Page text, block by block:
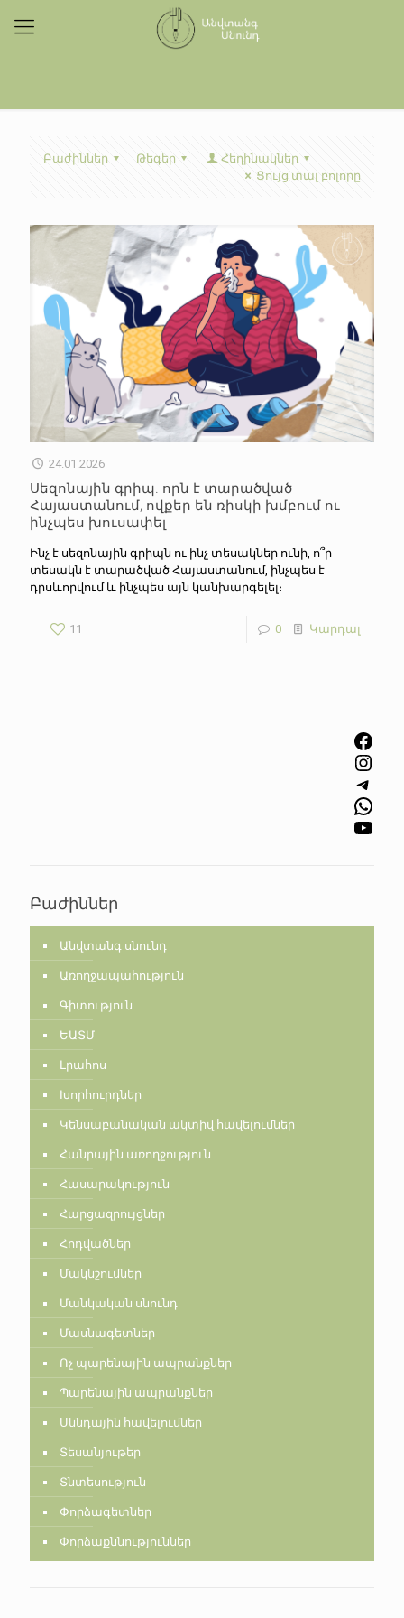
Բաժիններ Թեգեր
Հեղինակներ
Ցույց տալ բոլորը
24.01.2026
Սեզոնային գրիպ. որն է տարածված
Հայաստանում, ովքեր են ռիսկի խմբում ու
ինչպես խուսափել
Ինչ է սեզոնային գրիպն ու ինչ տեսակներ ունի, ո՞ր
տեսակն է տարածված Հայաստանում, ինչպես է
դրսևորվում և ինչպես այն կանխարգելել։
11 0 Կարդալ
Facebook
Instagram
Telegram
WhatsApp
YouTube
Բաժիններ
Անվտանգ սնունդ
Առողջապահություն
Գիտություն
ԵԱՏՄ
Լրահոս
Խորհուրդներ
Կենսաբանական ակտիվ հավելումներ
Հանրային առողջություն
Հասարակություն
Հարցազրույցներ
Հոդվածներ
Մակնշումներ
Մանկական սնունդ
Մասնագետներ
Ոչ պարենային ապրանքներ
Պարենային ապրանքներ
Սննդային հավելումներ
Տեսանյութեր
Տնտեսություն
Փորձագետներ
Փորձաքննություններ